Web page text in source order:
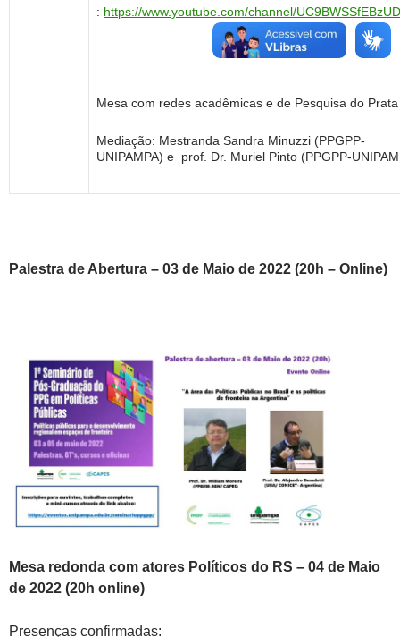
: https://www.youtube.com/channel/
N8gWR5Q
Mesa com redes acadêmicas e de Pesquisa do Prata
Mediação: Mestranda Sandra Minuzzi (PPGPP-
UNIPAMPA) e prof. Dr. Muriel Pinto (PPGPP-
Palestra de Abertura – 03 de Maio de 2022 (20h – Online)
Mesa redonda com atores Políticos do RS – 04 de Maio
de 2022 (20h online)
Presenças confirmadas: